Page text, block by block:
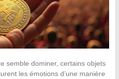
semble dominer, certains objets
les émotions d’une manière